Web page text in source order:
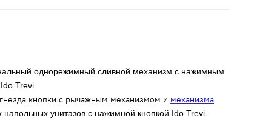
однорежимный сливной механизм с нажимным
Trevi.
, гнезда кнопки с рычажным механизмом и механизма
унитазов с нажимной кнопкой Ido Trevi.